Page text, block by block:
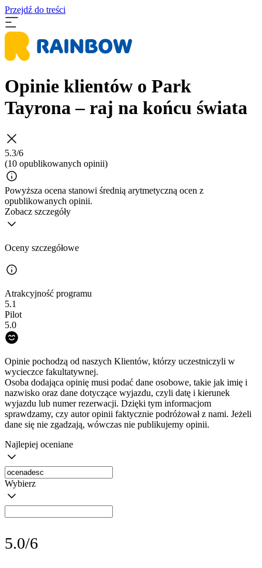
Przejdź do treści
Opinie klientów o Park
Tayrona – raj na końcu świata
5.3/6
(10 opublikowanych opinii)
Powyższa ocena stanowi średnią arytmetyczną ocen z
opublikowanych opinii.
Zobacz szczegóły
Oceny szczegółowe
Atrakcyjność programu
5.1
Pilot
5.0
Opinie pochodzą od naszych Klientów, którzy uczestniczyli w
wycieczce fakultatywnej.
Osoba dodająca opinię musi podać dane osobowe, takie jak imię i
nazwisko oraz dane dotyczące wyjazdu, czyli datę i kierunek
wyjazdu lub numer rezerwacji. Dzięki tym informacjom
sprawdzamy, czy autor opinii faktycznie podróżował z nami. Jeżeli
dane się nie zgadzają, wówczas nie publikujemy opinii.
Najlepiej oceniane
Wybierz
5.0/6